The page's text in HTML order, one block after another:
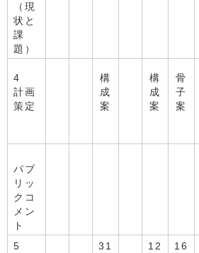
（現
状と
課
題）
4
計画
策定
構
成
案
構
成
案
骨
子
案
パブ
リッ
クコ
メン
ト
5
31
12
16